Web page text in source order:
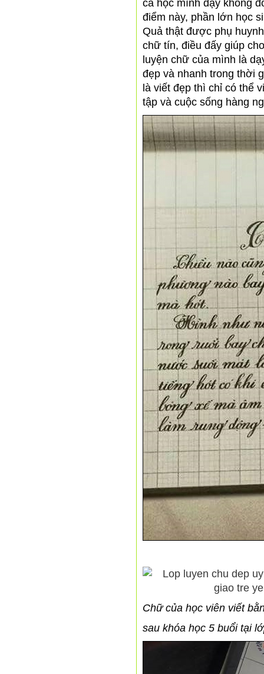
ca học mình dạy không
điểm này, phần lớn học
Quả thật được phụ
chữ tín, điều đấy giúp
luyện chữ của mình là
đẹp và nhanh trong thời
là viết đẹp thì chỉ có thể
tập và cuộc sống hàng
Chữ của học viên viết
sau khóa học 5 buổi tại